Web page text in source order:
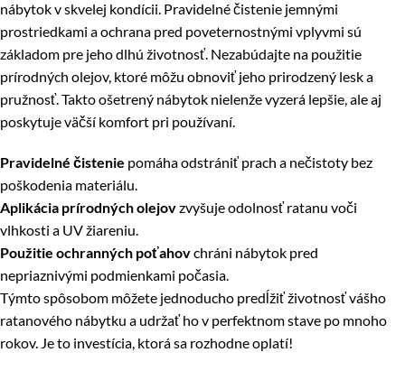
nábytok v skvelej kondícii. Pravidelné čistenie jemnými
prostriedkami a ochrana pred poveternostnými vplyvmi sú
základom pre jeho dlhú životnosť. Nezabúdajte na použitie
prírodných olejov, ktoré môžu obnoviť jeho prirodzený lesk a
pružnosť. Takto ošetrený nábytok nielenže vyzerá lepšie, ale aj
poskytuje väčší komfort pri používaní.
Pravidelné čistenie pomáha odstrániť prach a nečistoty bez
poškodenia materiálu.
Aplikácia prírodných olejovzvyšuje odolnosť ratanu voči
vlhkosti a UV žiareniu.
Použitie ochranných poťahovchráni nábytok pred
nepriaznivými podmienkami počasia.
Týmto spôsobom môžete jednoducho predĺžiť životnosť vášho
ratanového nábytku a udržať ho v perfektnom stave po mnoho
rokov. Je to investícia, ktorá sa rozhodne oplatí!